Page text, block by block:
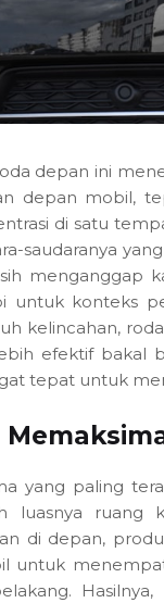
depan ini
depan mobil,
di satu
saudaranya
menganggap
untuk konteks
kelincahan,
efektif bakal
tepat untuk
yang paling
luasnya ruang
di depan,
untuk